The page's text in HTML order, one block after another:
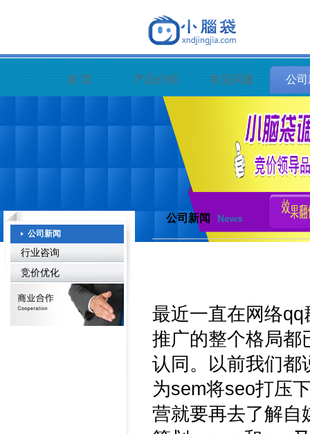
首 页 产品介绍 常见问题 公
公司新闻
行业咨询
竞价优化
公司新闻 News
最近一直在网络
推广的整个格局都
认同。以前我们都
为sem将seo打压
营就要再去了解自